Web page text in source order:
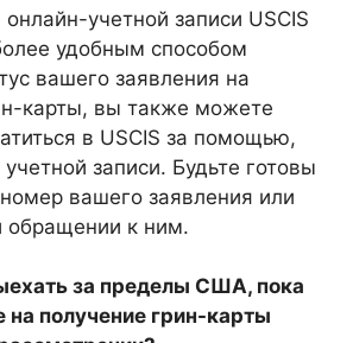
учетной записи USCIS
удобным способом
вашего заявления на
карты, вы также можете
в USCIS за помощью,
записи. Будьте готовы
вашего заявления или
обращении к ним.
за пределы США, пока
на получение грин-карты